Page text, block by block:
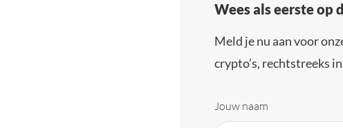
Wees als eerste op
Meld je nu aan voor
crypto’s, rechtstreeks
Jouw naam